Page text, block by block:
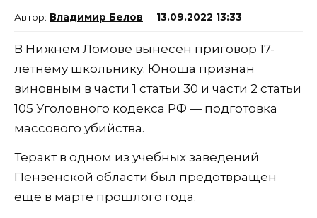
Владимир Белов 13.09.2022 13:33
В Нижнем Ломове вынесен приговор 17-
летнему школьнику. Юноша признан
виновным в части 1 статьи 30 и части 2 статьи
105 Уголовного кодекса РФ — подготовка
массового убийства.
Теракт в одном из учебных заведений
Пензенской области был предотвращен
еще в марте прошлого года.